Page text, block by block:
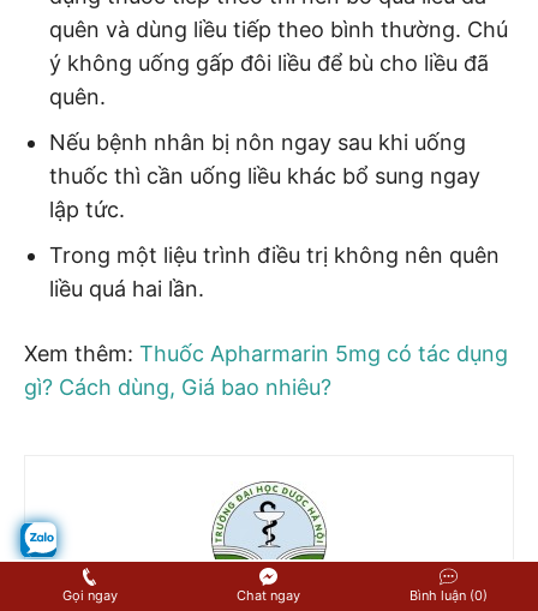
quên và dùng liều tiếp theo bình thường. Chú
ý không uống gấp đôi liều để bù cho liều đã
quên.
Nếu bệnh nhân bị nôn ngay sau khi uống
thuốc thì cần uống liều khác bổ sung ngay
lập tức.
Trong một liệu trình điều trị không nên quên
liều quá hai lần.
Xem thêm: Thuốc Apharmarin 5mg có tác dụng
gì? Cách dùng, Giá bao nhiêu?
Gọi ngay Chat ngay Bình luận (0)